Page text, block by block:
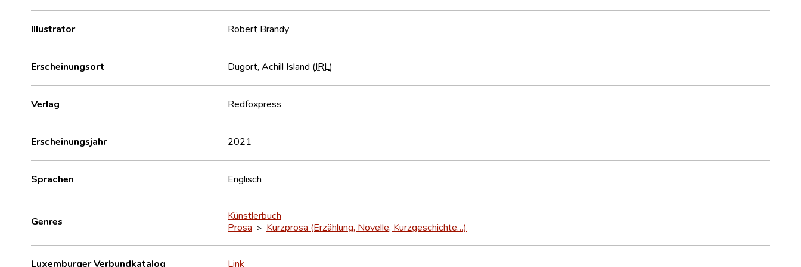
Illustrator Robert Brandy
Erscheinungsort Dugort, Achill Island (IRL )
Verlag Redfoxpress
Erscheinungsjahr 2021
Sprachen Englisch
Genres
Künstlerbuch
Prosa > Kurzprosa (Erzählung, Novelle, Kurzgeschichte…)
Luxemburger Verbundkatalog Link